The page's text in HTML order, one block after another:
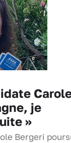
je
»
Bergeri